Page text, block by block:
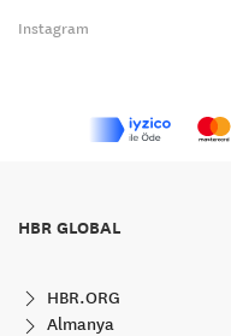
Instagram
HBR GLOBAL
HBR.ORG
Almanya